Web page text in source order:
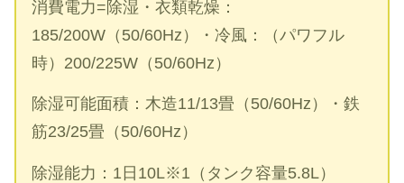
消費電力=除湿・衣類乾燥：
185/200W（50/60Hz）・冷風：（パワフル
時）200/225W（50/60Hz）
除湿可能面積：木造11/13畳（50/60Hz）・鉄
筋23/25畳（50/60Hz）
除湿能力：1日10L※1（タンク容量5.8L）